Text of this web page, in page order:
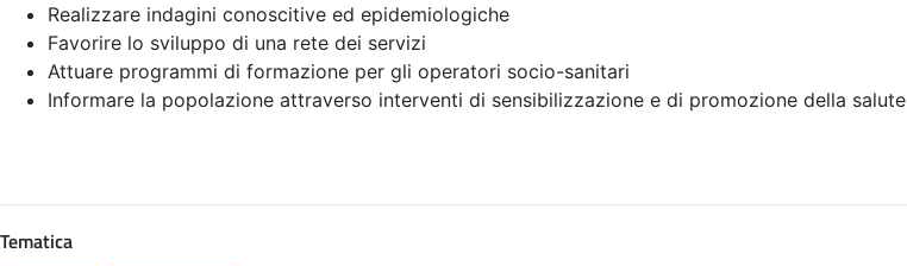
Realizzare indagini conoscitive ed epidemiologiche
Favorire lo sviluppo di una rete dei servizi
Attuare programmi di formazione per gli operatori socio-sanitari
Informare la popolazione attraverso interventi di sensibilizzazione e di promozione della salute
Tematica